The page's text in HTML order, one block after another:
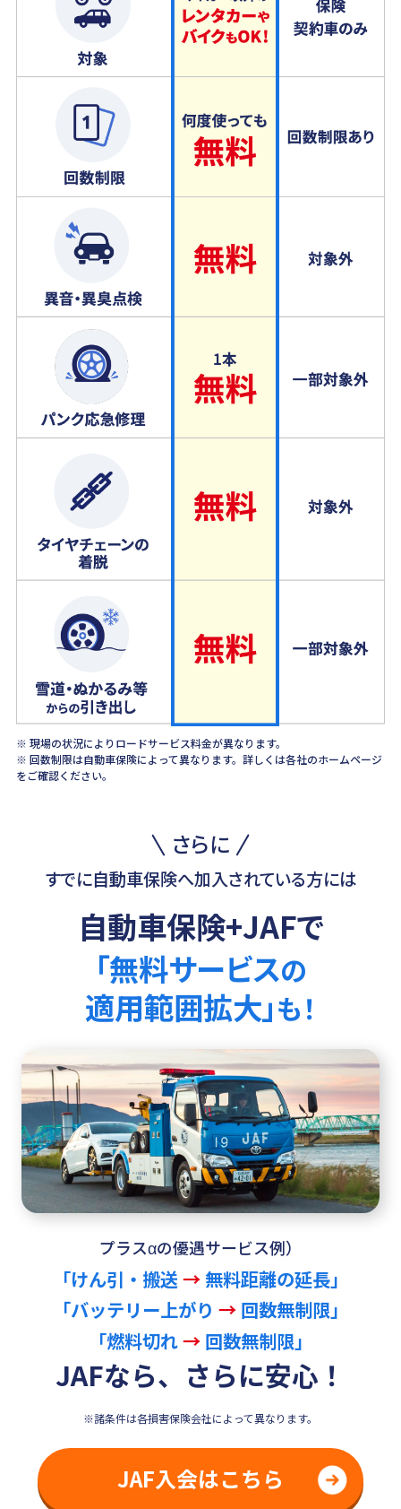
※ 現場の状況によりロードサービス料金が異なります。
※ 回数制限は自動車保険によって異なります。詳しくは各社のホームページ
をご確認ください。
さらに
すでに自動車保険へ加入されている方には
自動車保険+JAFで
「無料サービスの
適用範囲拡大」も！
プラスαの優遇サービス例）
「けん引・搬送 → 無料距離の延長」
「バッテリー上がり → 回数無制限」
「燃料切れ→ 回数無制限」
JAFなら、さらに安心！
※諸条件は各損害保険会社によって異なります。
JAF入会はこちら